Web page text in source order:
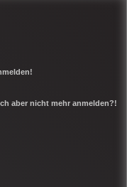
aber nicht mehr anmelden?!